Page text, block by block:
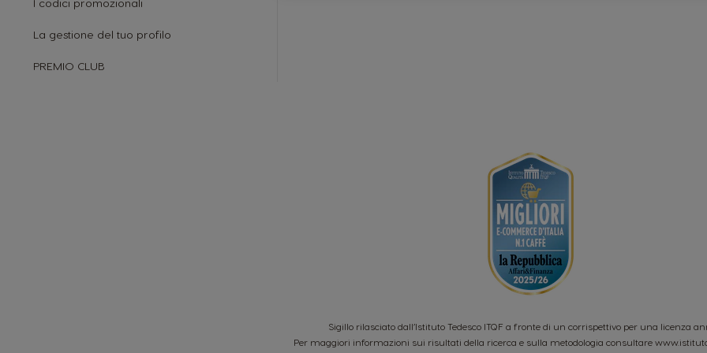
I codici promozionali
La gestione del tuo profilo
PREMIO CLUB
Sigillo rilasciato dall’Istituto Tedesco ITQF a fronte di un corrispettivo per una licenza
Per maggiori informazioni sui risultati della ricerca e sulla metodologia consultare